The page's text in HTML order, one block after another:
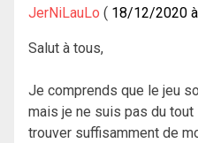
JerNiLauLo 18/12/2020
Salut à tous,
Je comprends que le jeu
mais je ne suis pas du
trouver suffisamment de